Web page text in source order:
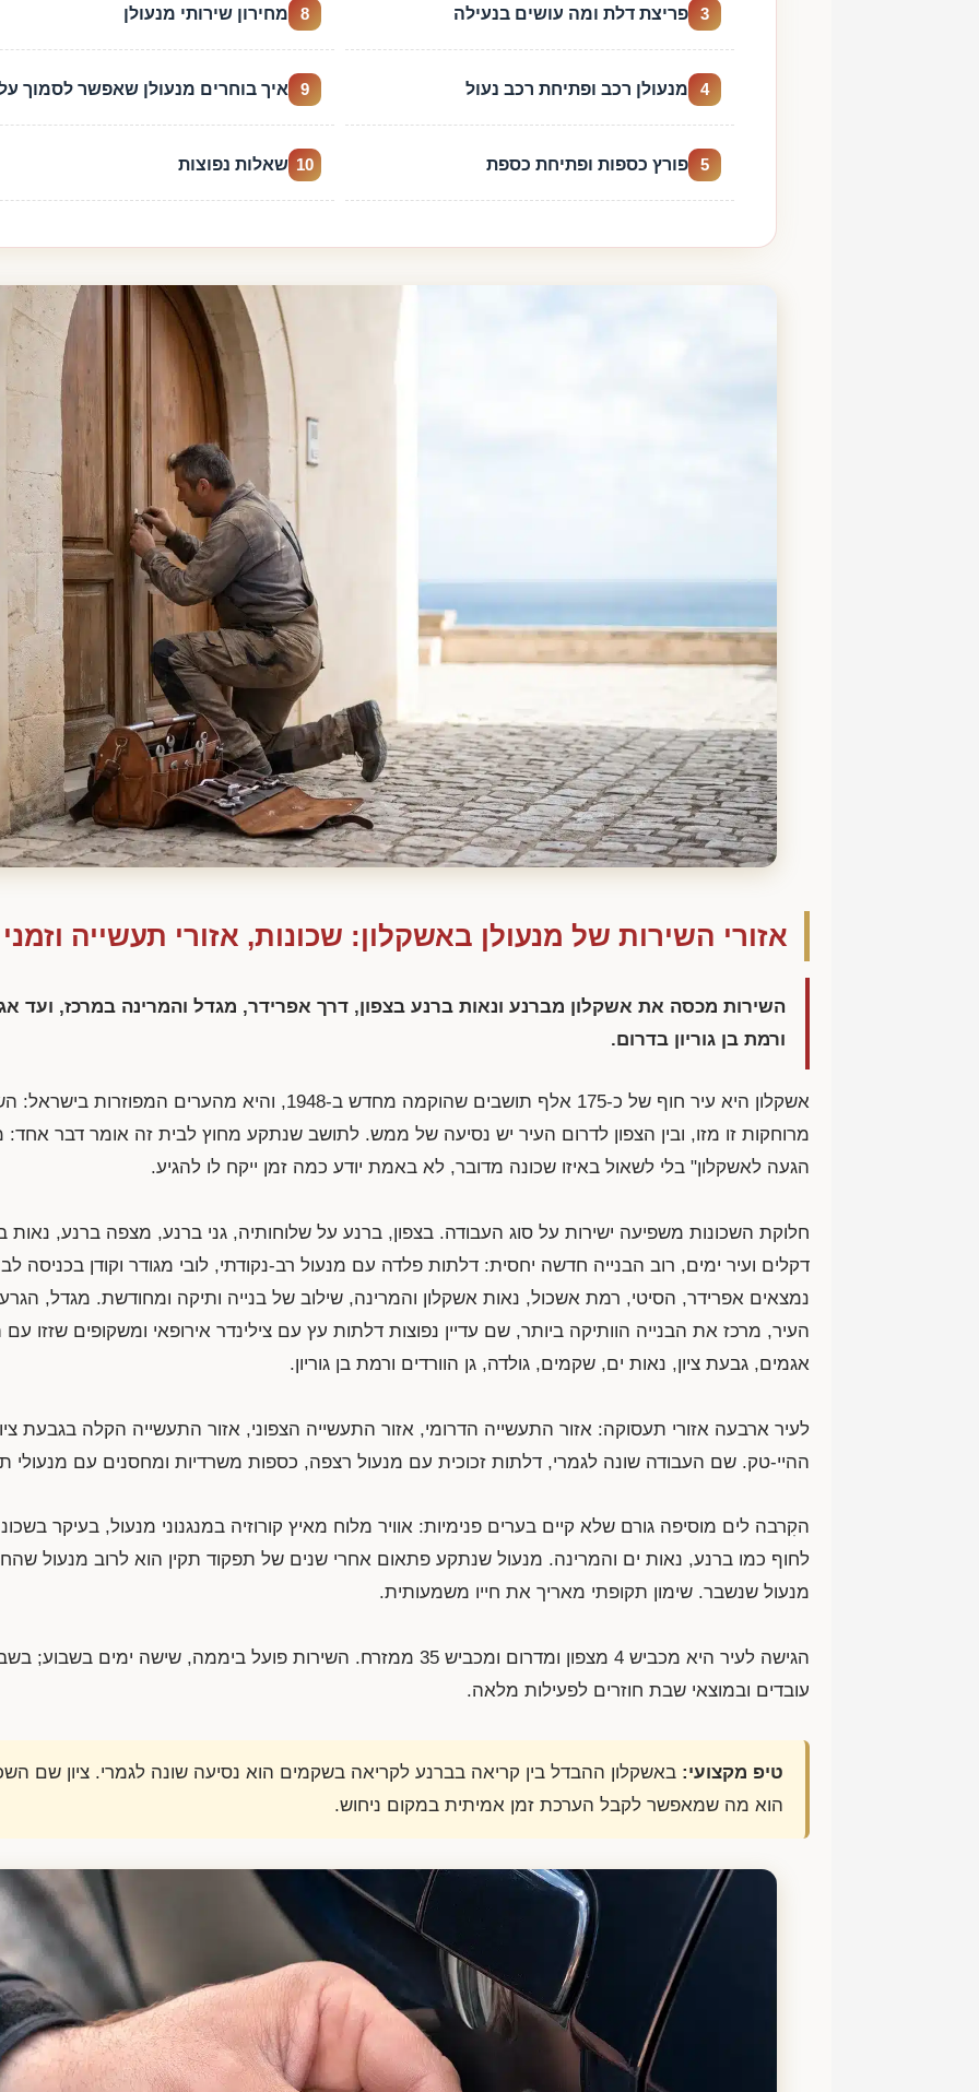
3 פריצת דלת ומה עושים בנעילה
4 מנעולן רכב ופתיחת רכב נעול
5 פורץ כספות ופתיחת כספת
8 מחירון שירותי מנעולן
9 איך בוחרים מנעולן שאפשר לסמוך
10 שאלות נפוצות
אזורי השירות של מנעולן באשקלון: שכונות, אזורי תעשייה
השירות מכסה את אשקלון מברנע ונאות ברנע בצפון, דרך אפרידר, מגדל והמרינה במרכז, ועד
ורמת בן גוריון בדרום.
אשקלון היא עיר חוף של כ-175 אלף תושבים שהוקמה מחדש ב-1948, והיא מהערים
מרוחקות זו מזו, ובין הצפון לדרום העיר יש נסיעה של ממש. לתושב שנתקע מחוץ לבית זה אומר דבר אחד:
הגעה לאשקלון" בלי לשאול באיזו שכונה מדובר, לא באמת יודע כמה זמן ייקח לו להגיע.
חלוקת השכונות משפיעה ישירות על סוג העבודה. בצפון, ברנע על שלוחותיה, גני ברנע, מצפה ברנע, נאות
דקלים ועיר ימים, רוב הבנייה חדשה יחסית: דלתות פלדה עם מנעול רב-נקודתי, לובי מגודר וקודן בכניסה
נמצאים אפרידר, הסיטי, רמת אשכול, נאות אשקלון והמרינה, שילוב של בנייה ותיקה ומחודשת. מגדל,
העיר, מרכז את הבנייה הוותיקה ביותר, שם עדיין נפוצות דלתות עץ עם צילינדר אירופאי ומשקופים שזזו
אגמים, גבעת ציון, נאות ים, שקמים, גולדה, גן הוורדים ורמת בן גוריון.
לעיר ארבעה אזורי תעסוקה: אזור התעשייה הדרומי, אזור התעשייה הצפוני, אזור התעשייה הקלה בגבעת
ההיי-טק. שם העבודה שונה לגמרי, דלתות זכוכית עם מנעול רצפה, כספות משרדיות ומחסנים עם מנעולי
הקִרבה לים מוסיפה גורם שלא קיים בערים פנימיות: אוויר מלוח מאיץ קורוזיה במנגנוני מנעול, בעיקר
לחוף כמו ברנע, נאות ים והמרינה. מנעול שנתקע פתאום אחרי שנים של תפקוד תקין הוא לרוב מנעול
מנעול שנשבר. שימון תקופתי מאריך את חייו משמעותית.
הגישה לעיר היא מכביש 4 מצפון ומדרום ומכביש 35 ממזרח. השירות פועל ביממה, שישה ימים
עובדים ובמוצאי שבת חוזרים לפעילות מלאה.
טיפ מקצועי: באשקלון ההבדל בין קריאה בברנע לקריאה בשקמים הוא נסיעה שונה לגמרי. ציון שם
הוא מה שמאפשר לקבל הערכת זמן אמיתית במקום ניחוש.